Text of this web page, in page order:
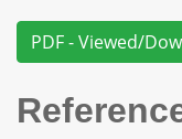
PDF - Viewed/